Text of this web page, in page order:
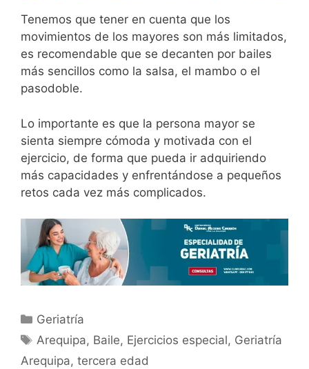
Tenemos que tener en cuenta que los
movimientos de los mayores son más limitados,
es recomendable que se decanten por bailes
más sencillos como la salsa, el mambo o el
pasodoble.
Lo importante es que la persona mayor se
sienta siempre cómoda y motivada con el
ejercicio, de forma que pueda ir adquiriendo
más capacidades y enfrentándose a pequeños
retos cada vez más complicados.
Geriatría
Arequipa, Baile, Ejercicios especial, Geriatría
Arequipa, tercera edad